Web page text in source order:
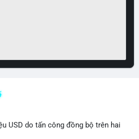
USD do tấn công đồng bộ trên hai